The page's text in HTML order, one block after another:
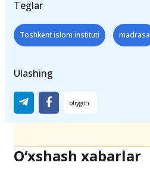
Teglar
Toshkent islom instituti madrasa
Ulashing
O‘xshash xabarlar